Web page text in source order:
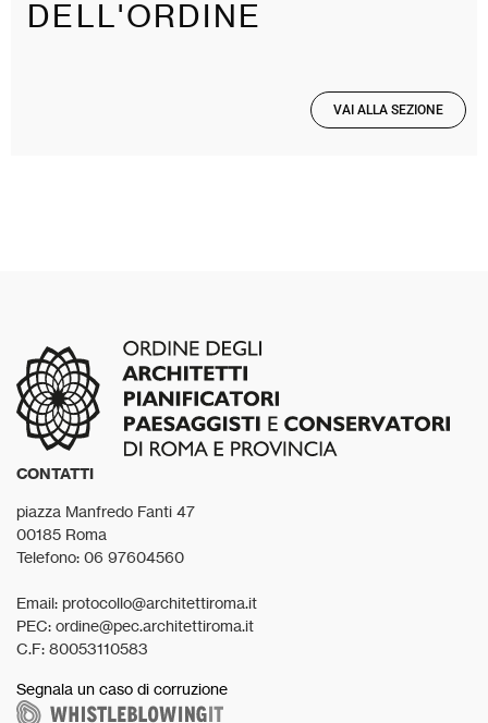
DELL'ORDINE
VAI ALLA SEZIONE
CONTATTI
piazza Manfredo Fanti 47
00185 Roma
Telefono: 06 97604560
Email: protocollo@architettiroma.it
PEC: ordine@pec.architettiroma.it
C.F: 80053110583
Segnala un caso di corruzione